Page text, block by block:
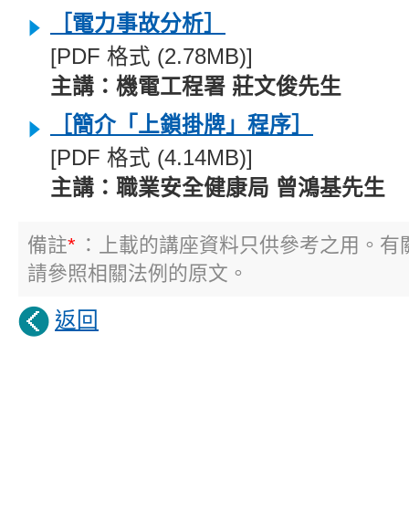
［電力事故分析］
[PDF 格式 (2.78MB)]
主講：機電工程署 莊文俊先生
［簡介「上鎖掛牌」程序］
[PDF 格式 (4.14MB)]
主講：職業安全健康局 曾鴻基先生
備註* ：上載的講座資料只供參考之用。
請參照相關法例的原文。
返回